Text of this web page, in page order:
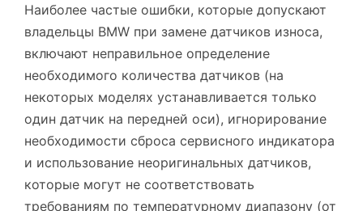
Наиболее частые ошибки, которые допускают
владельцы BMW при замене датчиков износа,
включают неправильное определение
необходимого количества датчиков (на
некоторых моделях устанавливается только
один датчик на передней оси), игнорирование
необходимости сброса сервисного индикатора
и использование неоригинальных датчиков,
которые могут не соответствовать
требованиям по температурному диапазону (от